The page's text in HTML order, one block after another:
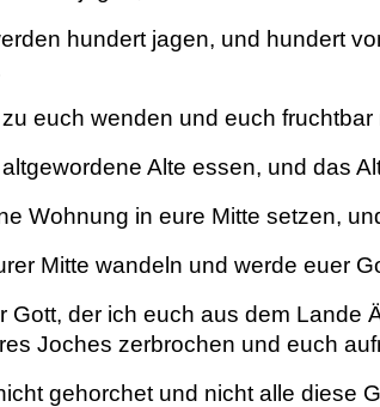
hundert jagen, und hundert
euch wenden und euch
Alte essen, und das
Wohnung in eure Mitte setzen,
Mitte wandeln und werde euer
Gott, der ich euch aus dem Lande
Joches zerbrochen und euch
gehorchet und nicht alle diese